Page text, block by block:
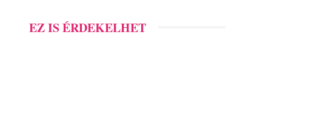
EZ IS ÉRDEKELHET